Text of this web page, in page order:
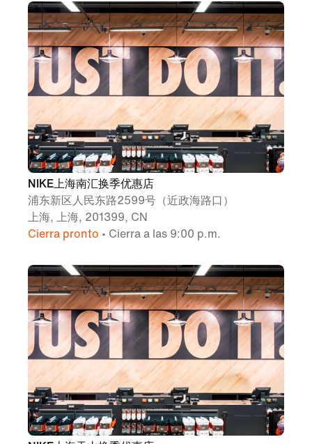
NIKE上海南汇换季优惠店
浦东新区人民东路2599号（近政海路口）
上海, 上海, 201399, CN
Cierra pronto • Cierra a las 9:00 p.m.